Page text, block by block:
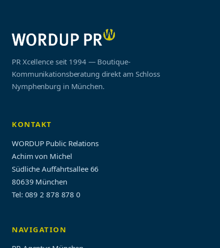
PR Xcellence seit 1994 — Boutique-
Kommunikationsberatung direkt am Schloss
Nymphenburg in München.
KONTAKT
WORDUP Public Relations
Achim von Michel
Südliche Auffahrtsallee 66
80639 München
Tel: 089 2 878 878 0
NAVIGATION